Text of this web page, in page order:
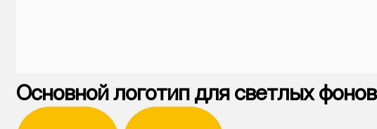
Основной логотип для светлых фонов